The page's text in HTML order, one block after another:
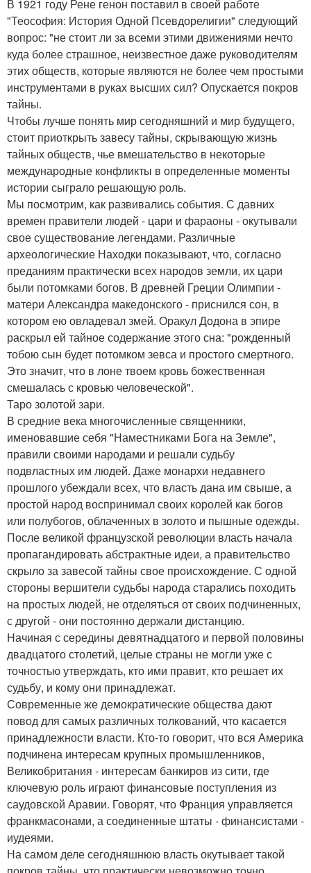
В 1921 году Рене генон поставил в своей работе
"Теософия: История Одной Псевдорелигии" следующий
вопрос: "не стоит ли за всеми этими движениями нечто
куда более страшное, неизвестное даже руководителям
этих обществ, которые являются не более чем простыми
инструментами в руках высших сил? Опускается покров
тайны.
Чтобы лучше понять мир сегодняшний и мир будущего,
стоит приоткрыть завесу тайны, скрывающую жизнь
тайных обществ, чье вмешательство в некоторые
международные конфликты в определенные моменты
истории сыграло решающую роль.
Мы посмотрим, как развивались события. С давних
времен правители людей - цари и фараоны - окутывали
свое существование легендами. Различные
археологические Находки показывают, что, согласно
преданиям практически всех народов земли, их цари
были потомками богов. В древней Греции Олимпии -
матери Александра македонского - приснился сон, в
котором ею овладевал змей. Оракул Додона в эпире
раскрыл ей тайное содержание этого сна: "рожденный
тобою сын будет потомком зевса и простого смертного.
Это значит, что в лоне твоем кровь божественная
смешалась с кровью человеческой".
Таро золотой зари.
В средние века многочисленные священники,
именовавшие себя "Наместниками Бога на Земле",
правили своими народами и решали судьбу
подвластных им людей. Даже монархи недавнего
прошлого убеждали всех, что власть дана им свыше, а
простой народ воспринимал своих королей как богов
или полубогов, облаченных в золото и пышные одежды.
После великой французской революции власть начала
пропагандировать абстрактные идеи, а правительство
скрыло за завесой тайны свое происхождение. С одной
стороны вершители судьбы народа старались походить
на простых людей, не отделяться от своих подчиненных,
с другой - они постоянно держали дистанцию.
Начиная с середины девятнадцатого и первой половины
двадцатого столетий, целые страны не могли уже с
точностью утверждать, кто ими правит, кто решает их
судьбу, и кому они принадлежат.
Современные же демократические общества дают
повод для самых различных толкований, что касается
принадлежности власти. Кто-то говорит, что вся Америка
подчинена интересам крупных промышленников,
Великобритания - интересам банкиров из сити, где
ключевую роль играют финансовые поступления из
саудовской Аравии. Говорят, что Франция управляется
франкмасонами, а соединенные штаты - финансистами -
иудеями.
На самом деле сегодняшнюю власть окутывает такой